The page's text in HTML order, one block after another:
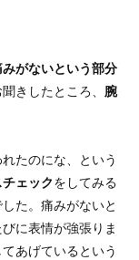
がないという部分
きしたところ、 腕
たのにな、という
ェックをしてみる
た。痛みがないと
に表情が強張りま
あげているという